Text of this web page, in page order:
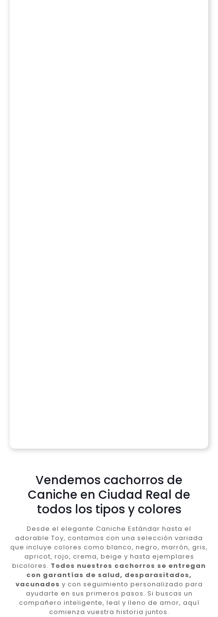
Vendemos cachorros de
Caniche en Ciudad Real de
todos los tipos y colores
Desde el elegante Caniche Estándar hasta el
adorable Toy, contamos con una selección variada
que incluye colores como blanco, negro, marrón, gris,
apricot, rojo, crema, beige y hasta ejemplares
bicolores. Todos nuestros cachorros se entregan
con garantías de salud, desparasitados,
vacunados y con seguimiento personalizado para
ayudarte en sus primeros pasos. Si buscas un
compañero inteligente, leal y lleno de amor, aquí
comienza vuestra historia juntos.